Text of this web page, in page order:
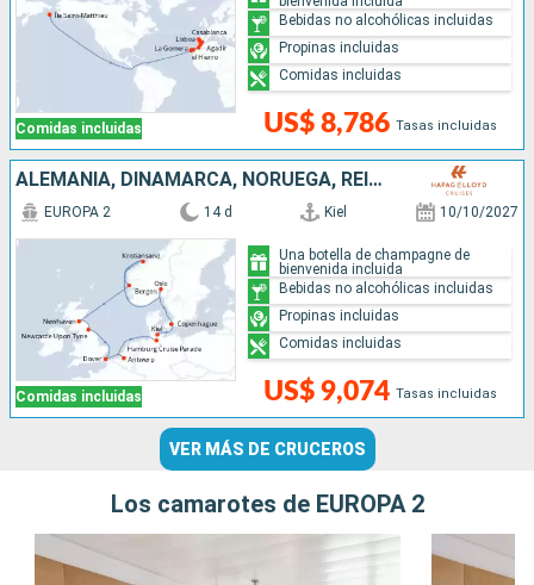
Comidas incluidas US$ 8,786 Tasas incluidas
Bebidas no alcohólicas incluidas
Propinas incluidas
Comidas incluidas
ALEMANIA, DINAMARCA, NORUEGA, REINO UNIDO, BÉLGICA
Comidas incluidas
EUROPA 2 14 d Kiel 10/10/2027
US$ 9,074 Tasas incluidas
Una botella de champagne de
bienvenida incluida
Bebidas no alcohólicas incluidas
Propinas incluidas
Comidas incluidas
VER MÁS DE CRUCEROS
Los camarotes de EUROPA 2